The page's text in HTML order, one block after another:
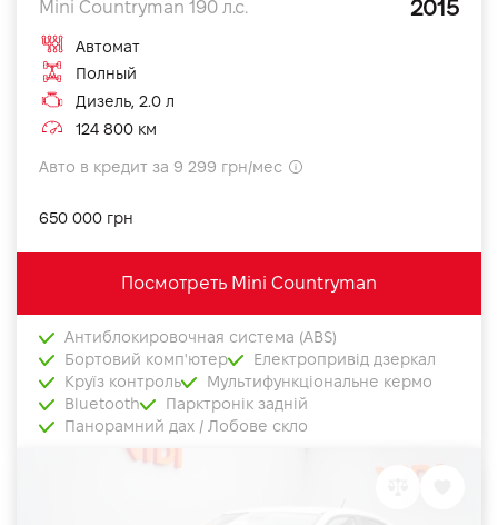
Mini Countryman 190 л.с. 2015
Автомат
Полный
Дизель, 2.0 л
124 800 км
Авто в кредит за 9 299 грн/мес
650 000 грн
Посмотреть Mini Countryman
Антиблокировочная система (ABS)
Бортовий комп'ютер
Електропривід дзеркал
Круїз контроль
Мультифункціональне кермо
Bluetooth
Парктронік задній
Панорамний дах / Лобове скло